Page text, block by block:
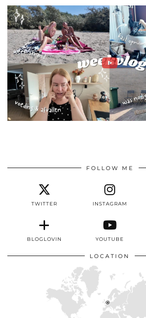
FOLLOW ME
TWITTER INSTAGRAM
BLOGLOVIN YOUTUBE
LOCATION